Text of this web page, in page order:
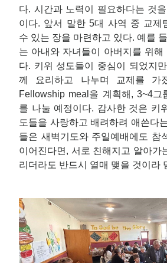
다. 시간과 노력이 필요하다는 것
이다. 앞서 말한 5대 사역 중 교제
수 있는 장을 마련하고 있다. 예를
는 아내와 자녀들이 아버지를 위해
다. 키위 성도들이 중심이 되었지
께 요리하고 나누며 교제를 가
Fellowship meal을 계획해, 3~4그
를 나눌 예정이다. 감사한 것은 키
도들을 사랑하고 배려하려 애쓴다
들은 새벽기도와 주일예배에도 참
이어진다면, 서로 친해지고 알아가
리더라도 반드시 열매 맺을 것이라